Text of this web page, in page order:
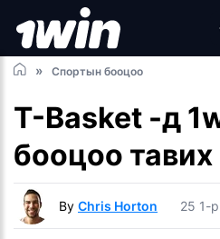
Спортын бооцоо
T-Basket -д
бооцоо тавих
By Chris Horton 25 1-